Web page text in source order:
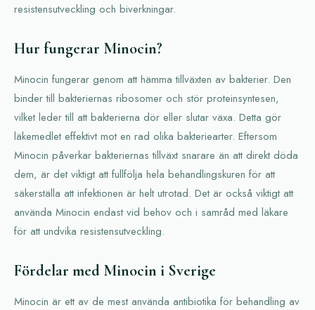
resistensutveckling och biverkningar.
Hur fungerar Minocin?
Minocin fungerar genom att hämma tillväxten av bakterier. Den
binder till bakteriernas ribosomer och stör proteinsyntesen,
vilket leder till att bakterierna dör eller slutar växa. Detta gör
läkemedlet effektivt mot en rad olika bakteriearter. Eftersom
Minocin påverkar bakteriernas tillväxt snarare än att direkt döda
dem, är det viktigt att fullfölja hela behandlingskuren för att
säkerställa att infektionen är helt utrotad. Det är också viktigt att
använda Minocin endast vid behov och i samråd med läkare
för att undvika resistensutveckling.
Fördelar med Minocin i Sverige
Minocin är ett av de mest använda antibiotika för behandling av